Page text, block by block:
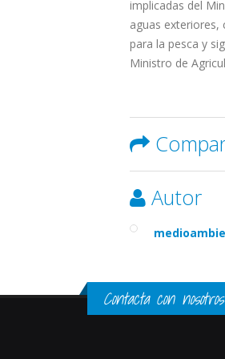
implicadas del
aguas
para la pesca y
Ministro de
Autor
Contacta con nosotros